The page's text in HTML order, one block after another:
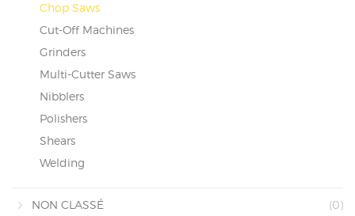
Chop Saws
Cut-Off Machines
Grinders
Multi-Cutter Saws
Nibblers
Polishers
Shears
Welding
NON CLASSÉ (0)